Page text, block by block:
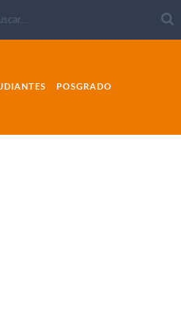
POSGRADO